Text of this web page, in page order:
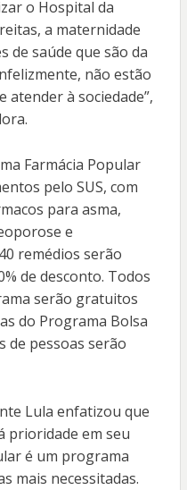
o Hospital da
a maternidade
de saúde que são da
não estão
atender à sociedade”,
Farmácia Popular
pelo SUS, com
para asma,
e
remédios serão
de desconto. Todos
serão gratuitos
do Programa Bolsa
de pessoas serão
Lula enfatizou que
prioridade em seu
é um programa
mais necessitadas.